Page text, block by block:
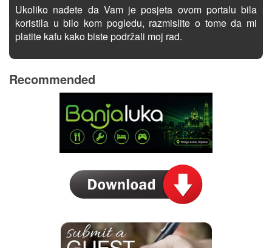
Ukoliko nađete da Vam je posjeta ovom portalu bila
koristila u bilo kom pogledu, razmislite o tome da mi
platite kafu kako biste podržali moj rad.
Recommended